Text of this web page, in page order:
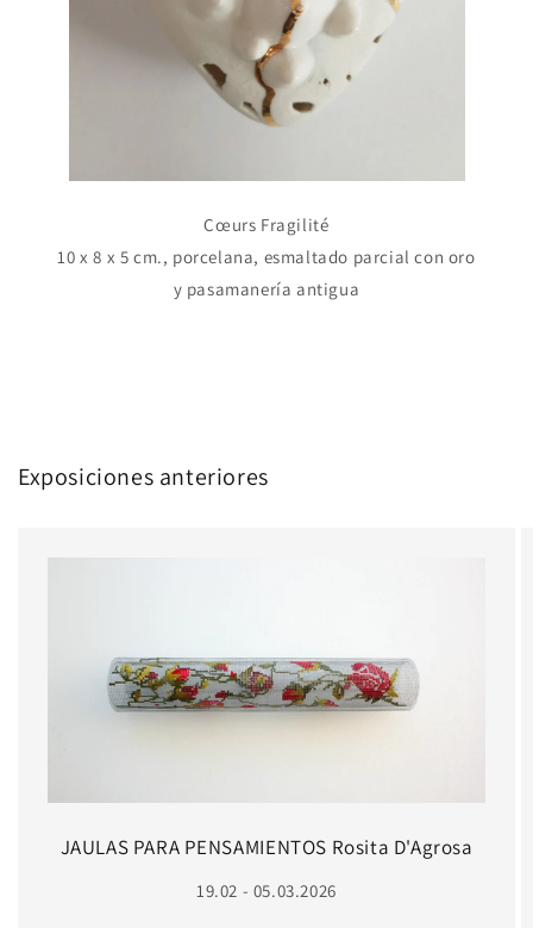
Cœurs Fragilité
10 x 8 x 5 cm., porcelana, esmaltado parcial con oro
y pasamanería antigua
Exposiciones anteriores
JAULAS PARA PENSAMIENTOS Rosita D'Agrosa
19.02 - 05.03.2026